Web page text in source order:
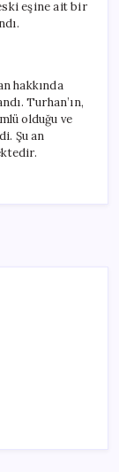
eşine ait bir
hakkında
Turhan’ın,
olduğu ve
Şu an